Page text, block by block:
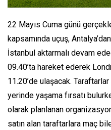
22 Mayıs Cuma günü
kapsamında uçuş,
İstanbul aktarmalı devam
09.40’ta hareket ederek
11.20’de ulaşacak.
yerinde yaşama fırsatı
olarak planlanan
satın alan taraftarlara maç